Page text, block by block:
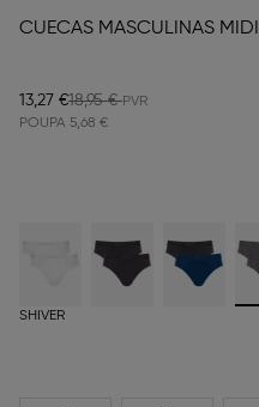
CUECAS MASCULINAS MIDI
13,27 €18,95 €
POUPA 5,68 €
SHIVER